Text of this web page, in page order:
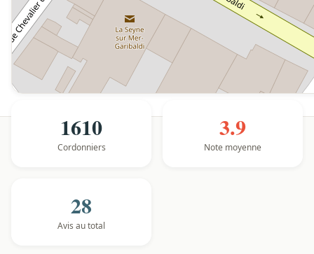
1610
Cordonniers
3.9
Note moyenne
28
Avis au total